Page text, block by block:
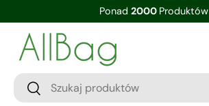
Ponad 2000 Produktów